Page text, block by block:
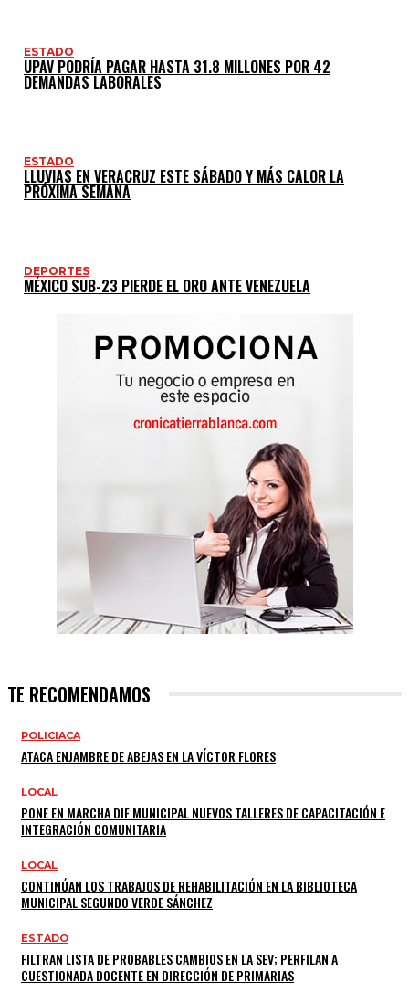
ESTADO
UPAV PODRÍA PAGAR HASTA 31.8 MILLONES POR 42
DEMANDAS LABORALES
ESTADO
LLUVIAS EN VERACRUZ ESTE SÁBADO Y MÁS CALOR LA
PRÓXIMA SEMANA
DEPORTES
MÉXICO SUB-23 PIERDE EL ORO ANTE VENEZUELA
TE RECOMENDAMOS
POLICIACA
ATACA ENJAMBRE DE ABEJAS EN LA VÍCTOR FLORES
LOCAL
PONE EN MARCHA DIF MUNICIPAL NUEVOS TALLERES DE CAPACITACIÓN E
INTEGRACIÓN COMUNITARIA
LOCAL
CONTINÚAN LOS TRABAJOS DE REHABILITACIÓN EN LA BIBLIOTECA
MUNICIPAL SEGUNDO VERDE SÁNCHEZ
ESTADO
FILTRAN LISTA DE PROBABLES CAMBIOS EN LA SEV; PERFILAN A
CUESTIONADA DOCENTE EN DIRECCIÓN DE PRIMARIAS